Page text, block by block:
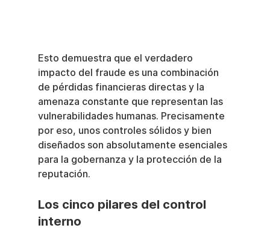
Esto demuestra que el verdadero
impacto del fraude es una combinación
de pérdidas financieras directas y la
amenaza constante que representan las
vulnerabilidades humanas. Precisamente
por eso, unos controles sólidos y bien
diseñados son absolutamente esenciales
para la gobernanza y la protección de la
reputación.
Los cinco pilares del control
interno